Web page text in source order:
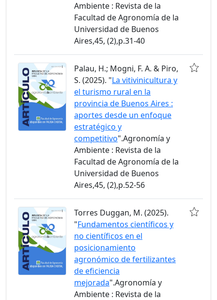
Ambiente : Revista de la
Facultad de Agronomía de la
Universidad de Buenos
Aires,45, (2),p.31-40
Palau, H.; Mogni, F. A. & Piro,
S. (2025). "La vitivinicultura y
el turismo rural en la
provincia de Buenos Aires :
aportes desde un enfoque
estratégico y
competitivo".Agronomía y
Ambiente : Revista de la
Facultad de Agronomía de la
Universidad de Buenos
Aires,45, (2),p.52-56
Torres Duggan, M. (2025).
"Fundamentos científicos y
no científicos en el
posicionamiento
agronómico de fertilizantes
de eficiencia
mejorada".Agronomía y
Ambiente : Revista de la